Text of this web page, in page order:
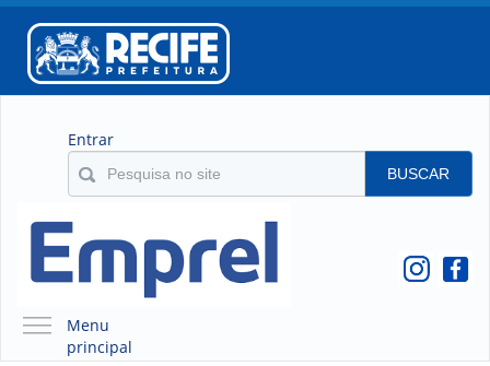
Entrar
BUSCAR
Menu
principal